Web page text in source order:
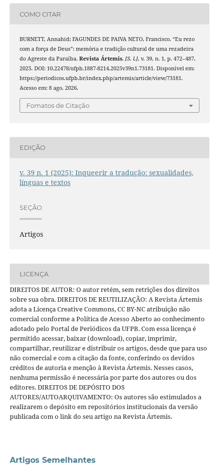
COMO CITAR
BURNETT, Annahid; FAGUNDES DE PAIVA NETO, Francisco. “Eu rezo
com a força de Deus”: memória e tradição cultural de uma rezadeira
do Agreste da Paraíba. Revista Ártemis, [S. l.], v. 39, n. 1, p. 472–487,
2025. DOI: 10.22478/ufpb.1887-8214.2025v39n1.73181. Disponível em:
https://periodicos.ufpb.br/index.php/artemis/article/view/73181.
Acesso em: 8 ago. 2026.
Fomatos de Citação
EDIÇÃO
v. 39 n. 1 (2025): Inqueerir a tradução: sexualidades,
línguas e textos
SEÇÃO
Artigos
LICENÇA
DIREITOS DE AUTOR: O autor retém, sem retrições dos direitos
sobre sua obra. DIREITOS DE REUTILIZAÇÃO: A Revista Ártemis
adota a Licença Creative Commons, CC BY-NC atribuição não
comercial conforme a Política de Acesso Aberto ao conhecimento
adotado pelo Portal de Periódicos da UFPB. Com essa licença é
permitido acessar, baixar (download), copiar, imprimir,
compartilhar, reutilizar e distribuir os artigos, desde que para uso
não comercial e com a citação da fonte, conferindo os devidos
créditos de autoria e menção à Revista Ártemis. Nesses casos,
nenhuma permissão é necessária por parte dos autores ou dos
editores. DIREITOS DE DEPÓSITO DOS
AUTORES/AUTOARQUIVAMENTO: Os autores são estimulados a
realizarem o depósito em repositórios institucionais da versão
publicada com o link do seu artigo na Revista Ártemis.
Artigos Semelhantes